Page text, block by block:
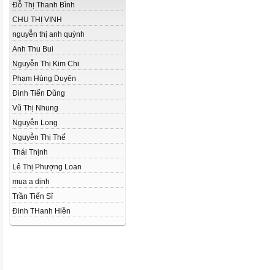
Đỗ Thị Thanh Bình
CHU THỊ VINH
nguyễn thị anh quỳnh
Anh Thu Bui
Nguyễn Thị Kim Chi
Phạm Hùng Duyên
Đinh Tiến Dũng
Vũ Thị Nhung
Nguyễn Long
Nguyễn Thị Thế
Thái Thịnh
Lê Thị Phượng Loan
mua a dinh
Trần Tiến Sĩ
Đinh THanh Hiền